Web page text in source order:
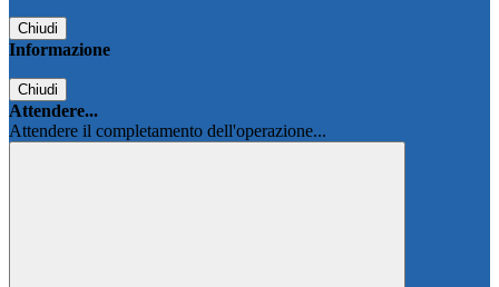
Chiudi
Informazione
Chiudi
Attendere...
Attendere il completamento dell'operazione...